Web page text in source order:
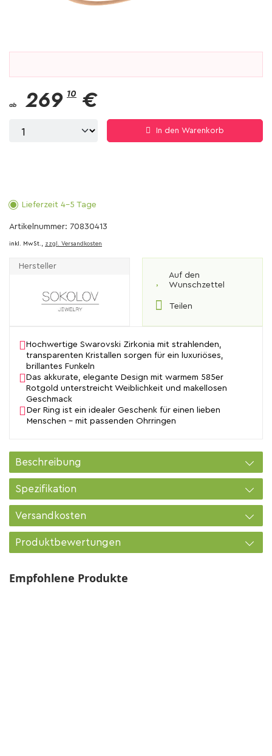
ab 269 10 €
In den Warenkorb
Lieferzeit 4-5 Tage
Artikelnummer: 70830413
inkl. MwSt., zzgl. Versandkosten
Hersteller
Auf den
Wunschzettel
Teilen
Hochwertige Swarovski Zirkonia mit strahlenden,
transparenten Kristallen sorgen für ein luxuriöses,
brillantes Funkeln
Das akkurate, elegante Design mit warmem 585er
Rotgold unterstreicht Weiblichkeit und makellosen
Geschmack
Der Ring ist ein idealer Geschenk für einen lieben
Menschen - mit passenden Ohrringen
Beschreibung
Spezifikation
Versandkosten
Produktbewertungen
Empfohlene Produkte